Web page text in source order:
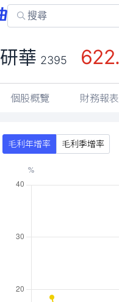
研華 2395
個股概覽 財務報表
毛利年增率 毛利季增率